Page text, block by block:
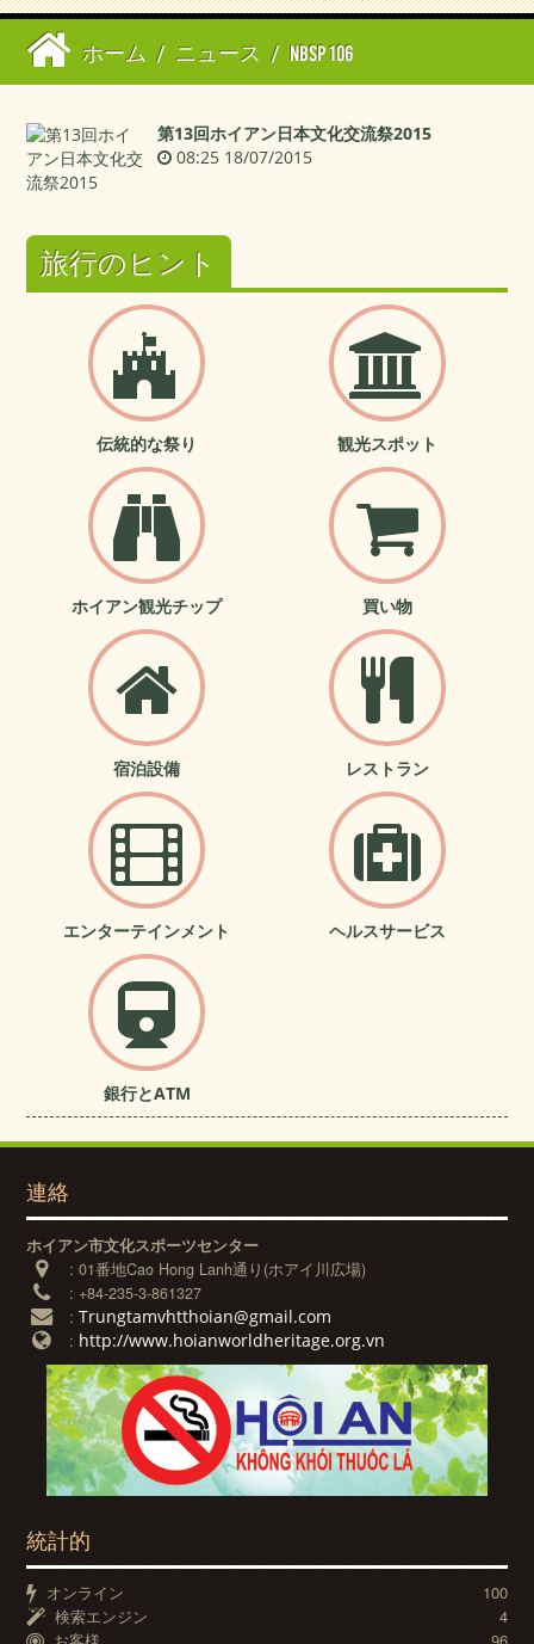
ホーム / ニュース / NBSP 106
第13回ホイアン日本文化交流祭2015
08:25 18/07/2015
旅行のヒント
伝統的な祭り 観光スポット
ホイアン観光チップ 買い物
宿泊設備 レストラン
エンターテインメント ヘルスサービス
銀行とATM
連絡
ホイアン市文化スポーツセンター
:01番地Cao Hong Lanh通り(ホアイ川広場)
:+84-235-3-861327
:Trungtamvhtthoian@gmail.com
: http://www.hoianworldheritage.org.vn
統計的
オンライン
100
検索エンジン
4